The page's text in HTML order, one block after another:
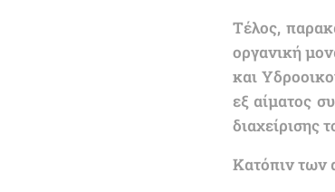
Τέλος,
οργανική
και
εξ αίματος
διαχείρισης
Κατόπιν των